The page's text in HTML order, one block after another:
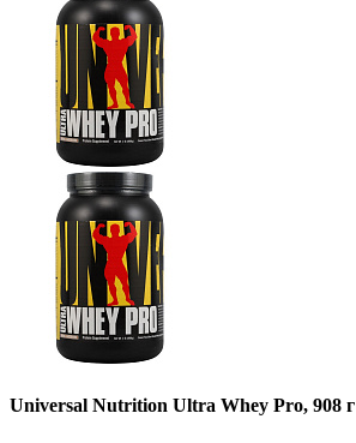
Universal Nutrition Ultra Whey Pro, 908 г